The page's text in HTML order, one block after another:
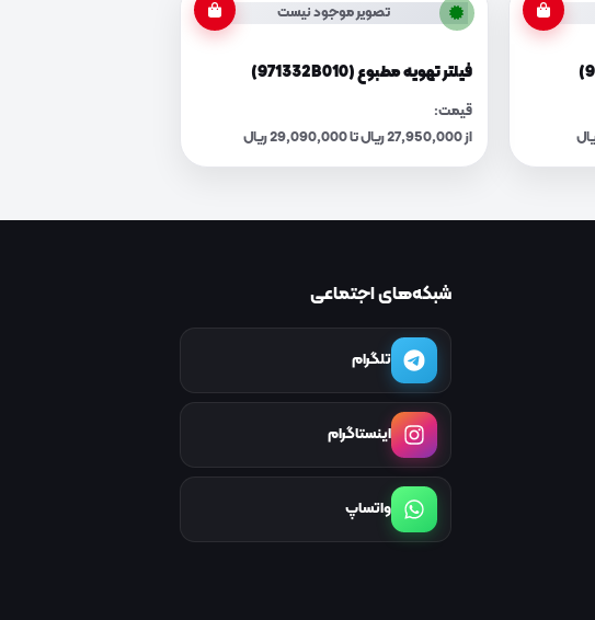
تصویر موجود نیست
فیلتر تهویه مطبوع (971332B010)
قیمت:
از 27,950,000 ریال تا 29,090,000 ریال
شبکه‌های اجتماعی
تلگرام
اینستاگرام
واتساپ